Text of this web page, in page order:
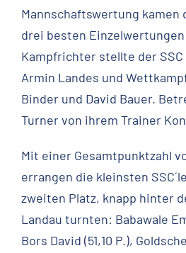
Mannschaftswertung kamen
drei besten Einzelwertungen
Kampfrichter stellte der
Armin Landes und
Binder und David Bauer.
Turner von ihrem Trainer
Mit einer Gesamtpunktzahl
errangen die kleinsten
zweiten Platz, knapp hinter
Landau turnten: Babawale
Bors David (51,10 P.),